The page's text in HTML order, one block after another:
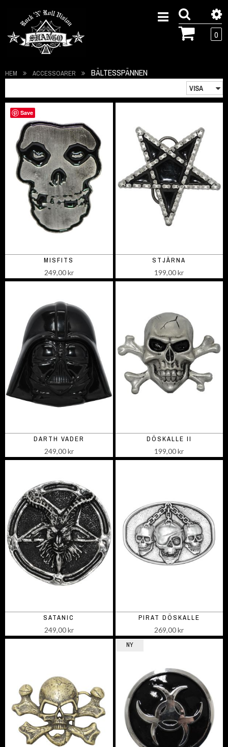
0
HEM ACCESSOARER BÄLTESSPÄNNEN
MISFITS
249,00 kr
STJÄRNA
199,00 kr
DARTH VADER
249,00 kr
DÖSKALLE II
199,00 kr
SATANIC
249,00 kr
PIRAT DÖSKALLE
269,00 kr
NY
Save